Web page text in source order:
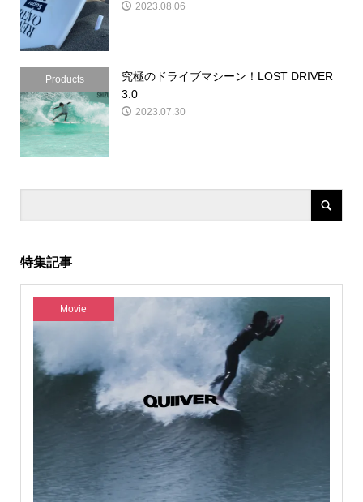
2023.08.06
Products
究極のドライブマシーン！LOST DRIVER
3.0
2023.07.30
特集記事
Movie